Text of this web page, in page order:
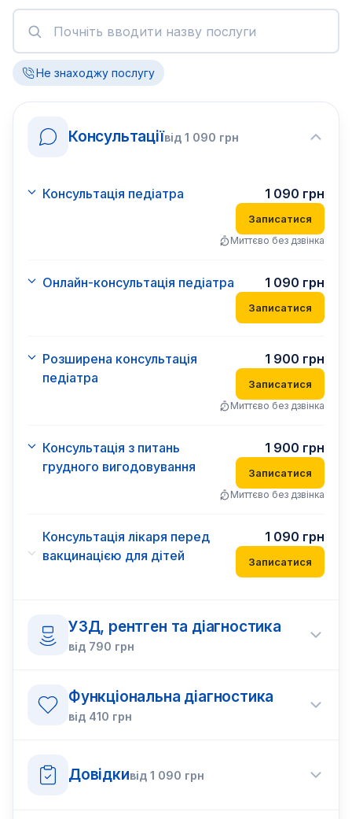
Не знаходжу послугу
Консультаціївід 1 090 грн
Консультація педіатра 1 090 грн
Записатися
Миттєво без дзвінка
Онлайн-консультація педіатра 1 090 грн
Записатися
Розширена консультація
педіатра
1 900 грн
Записатися
Миттєво без дзвінка
Консультація з питань
грудного вигодовування
1 900 грн
Записатися
Миттєво без дзвінка
Консультація лікаря перед
вакцинацією для дітей
1 090 грн
Записатися
УЗД, рентген та діагностика
від 790 грн
Функціональна діагностика
від 410 грн
Довідкивід 1 090 грн